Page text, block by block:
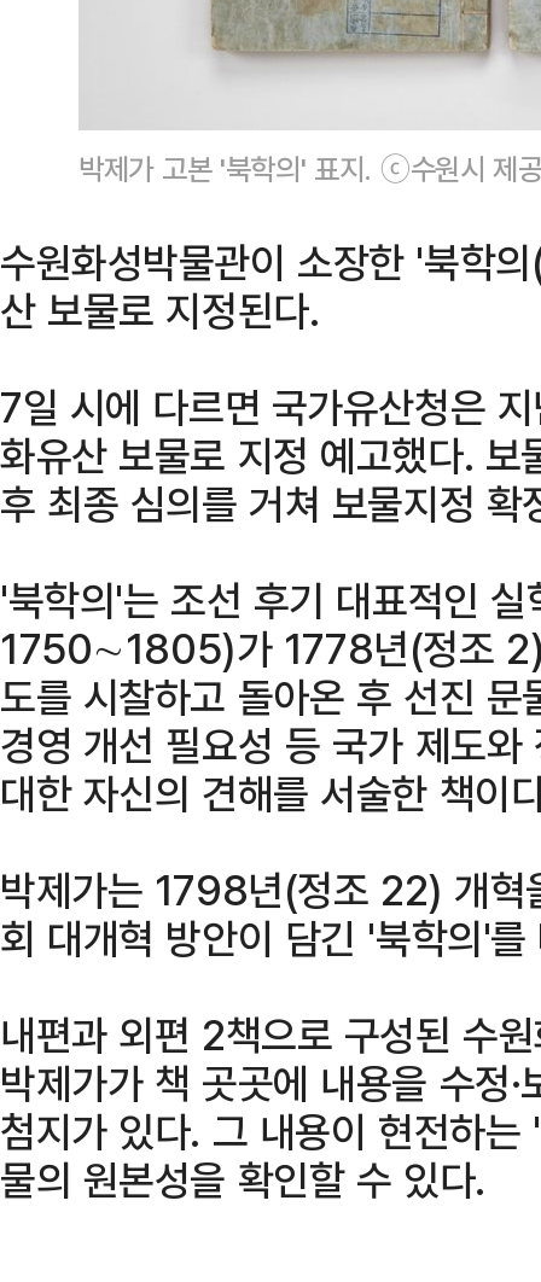
박제가 고본 '북학의' 표지. ⓒ수원시 제
수원화성박물관이 소장한 '북학
산 보물로 지정된다.
7일 시에 다르면 국가유산청은
화유산 보물로 지정 예고했다.
후 최종 심의를 거쳐 보물지정
'북학의'는 조선 후기 대표적인
1750∼1805)가 1778년(정조 2)
도를 시찰하고 돌아온 후 선진
경영 개선 필요성 등 국가 제도와
대한 자신의 견해를 서술한 책이
박제가는 1798년(정조 22) 개혁
회 대개혁 방안이 담긴 '북학의'를
내편과 외편 2책으로 구성된 수
박제가가 책 곳곳에 내용을 수정
첨지가 있다. 그 내용이 현전하
물의 원본성을 확인할 수 있다.